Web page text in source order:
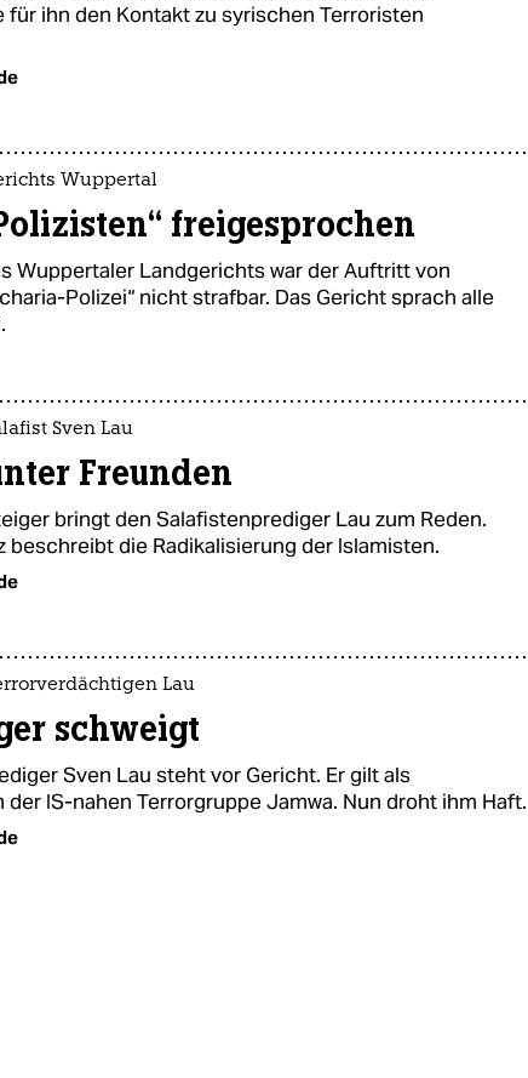
für ihn den Kontakt zu syrischen Terroristen
Wuppertal
freigesprochen
Wuppertaler Landgerichts war der Auftritt von
Polizei“ nicht strafbar. Das Gericht sprach alle
Sven Lau
Freunden
bringt den Salafistenprediger Lau zum Reden.
beschreibt die Radikalisierung der Islamisten.
Lau
schweigt
Sven Lau steht vor Gericht. Er gilt als
IS-nahen Terrorgruppe Jamwa. Nun droht ihm Haft.